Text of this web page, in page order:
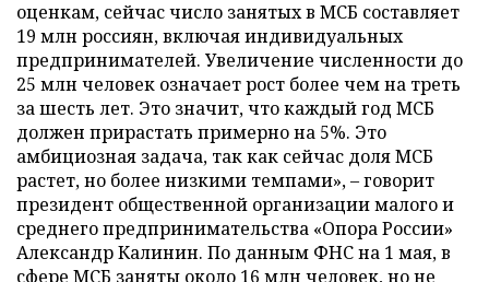
оценкам, сейчас число занятых в МСБ составляет
19 млн россиян, включая индивидуальных
предпринимателей. Увеличение численности до
25 млн человек означает рост более чем на треть
за шесть лет. Это значит, что каждый год МСБ
должен прирастать примерно на 5%. Это
амбициозная задача, так как сейчас доля МСБ
растет, но более низкими темпами», – говорит
президент общественной организации малого и
среднего предпринимательства «Опора России»
Александр Калинин. По данным ФНС на 1 мая, в
сфере МСБ заняты около 16 млн человек, но не